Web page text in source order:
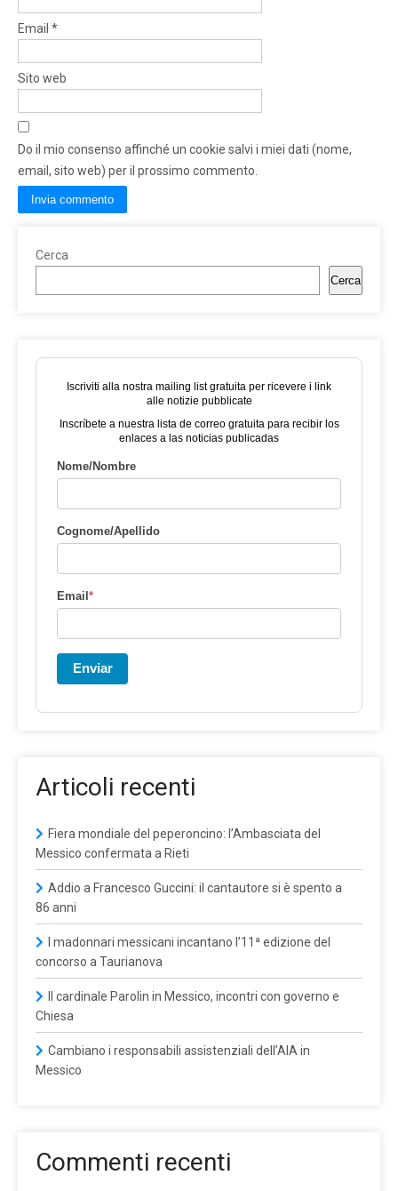
Email *
Sito web
Do il mio consenso affinché un cookie salvi i miei dati (nome,
email, sito web) per il prossimo commento.
Cerca
Cerca
Iscriviti alla nostra mailing list gratuita per ricevere i link
alle notizie pubblicate
Inscríbete a nuestra lista de correo gratuita para recibir los
enlaces a las noticias publicadas
Nome/Nombre
Cognome/Apellido
Email*
Enviar
Articoli recenti
Fiera mondiale del peperoncino: l’Ambasciata del
Messico confermata a Rieti
Addio a Francesco Guccini: il cantautore si è spento a
86 anni
I madonnari messicani incantano l’11ª edizione del
concorso a Taurianova
Il cardinale Parolin in Messico, incontri con governo e
Chiesa
Cambiano i responsabili assistenziali dell’AIA in
Messico
Commenti recenti